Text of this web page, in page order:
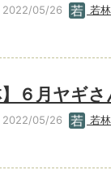
2022/05/26 若
】６月ヤギ
2022/05/26 若